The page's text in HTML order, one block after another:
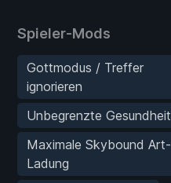
Spieler-Mods
Gottmodus / Treffer
ignorieren
Unbegrenzte Gesundheit
Maximale Skybound Art-
Ladung